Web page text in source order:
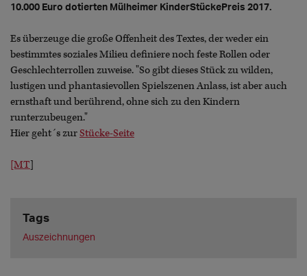
10.000 Euro dotierten Mülheimer KinderStückePreis 2017.
Es überzeuge die große Offenheit des Textes, der weder ein
bestimmtes soziales Milieu definiere noch feste Rollen oder
Geschlechterrollen zuweise. "So gibt dieses Stück zu wilden,
lustigen und phantasievollen Spielszenen Anlass, ist aber auch
ernsthaft und berührend, ohne sich zu den Kindern
runterzubeugen."
Hier geht´s zurStücke-Seite
[MT]
Tags
Auszeichnungen